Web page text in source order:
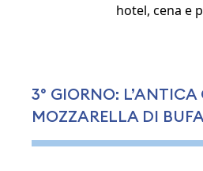
hotel, cena e
3° GIORNO: L’ANTICA
MOZZARELLA DI